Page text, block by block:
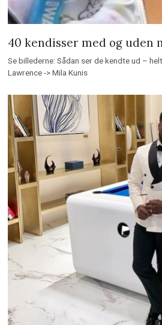
40 kendisser med og uden
Se billederne: Sådan ser de kendte ud –
Lawrence -> Mila Kunis